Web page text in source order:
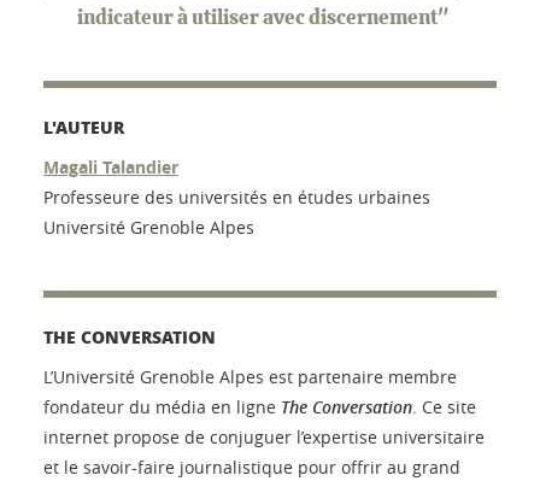
indicateur à utiliser avec discernement"
L'AUTEUR
Magali Talandier
Professeure des universités en études urbaines
Université Grenoble Alpes
THE CONVERSATION
L’Université Grenoble Alpes est partenaire membre
fondateur du média en ligne The Conversation. Ce site
internet propose de conjuguer l’expertise universitaire
et le savoir-faire journalistique pour offrir au grand